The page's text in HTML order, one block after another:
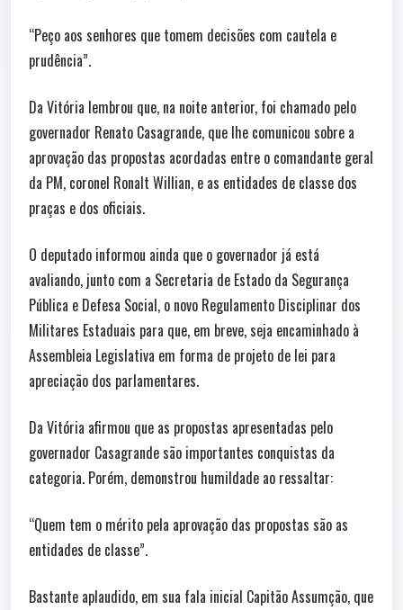
“Peço aos senhores que tomem decisões com cautela e
prudência”.
Da Vitória lembrou que, na noite anterior, foi chamado pelo
governador Renato Casagrande, que lhe comunicou sobre a
aprovação das propostas acordadas entre o comandante geral
da PM, coronel Ronalt Willian, e as entidades de classe dos
praças e dos oficiais.
O deputado informou ainda que o governador já está
avaliando, junto com a Secretaria de Estado da Segurança
Pública e Defesa Social, o novo Regulamento Disciplinar dos
Militares Estaduais para que, em breve, seja encaminhado à
Assembleia Legislativa em forma de projeto de lei para
apreciação dos parlamentares.
Da Vitória afirmou que as propostas apresentadas pelo
governador Casagrande são importantes conquistas da
categoria. Porém, demonstrou humildade ao ressaltar:
“Quem tem o mérito pela aprovação das propostas são as
entidades de classe”.
Bastante aplaudido, em sua fala inicial Capitão Assumção, que